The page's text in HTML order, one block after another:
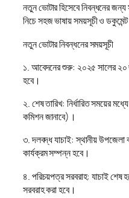
নতুন ভোটার হিসেবে নিবন্ধনের
নিচে সহজ ভাষায় সময়সূচী ও
নতুন ভোটার নিবন্ধনের সময়সূচী
১. আবেদনের শুরু: ২০২৫ সালের ২০
হবে।
২. শেষ তারিখ: নির্ধারিত সময়ের
কমিশন জানাবে)।
৩. দলবদ্ধ যাচাই: স্থানীয় উপজেলা
কার্যক্রম সম্পন্ন হবে।
৪. পরিচয়পত্র সরবরাহ: যাচাই শেষ
সরবরাহ করা হবে।